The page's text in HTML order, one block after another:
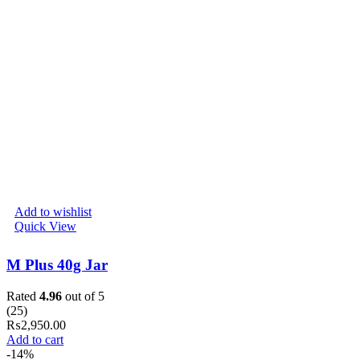
Add to wishlist
Quick View
M Plus 40g Jar
Rated 4.96 out of 5
(25)
₨2,950.00
Add to cart
-14%